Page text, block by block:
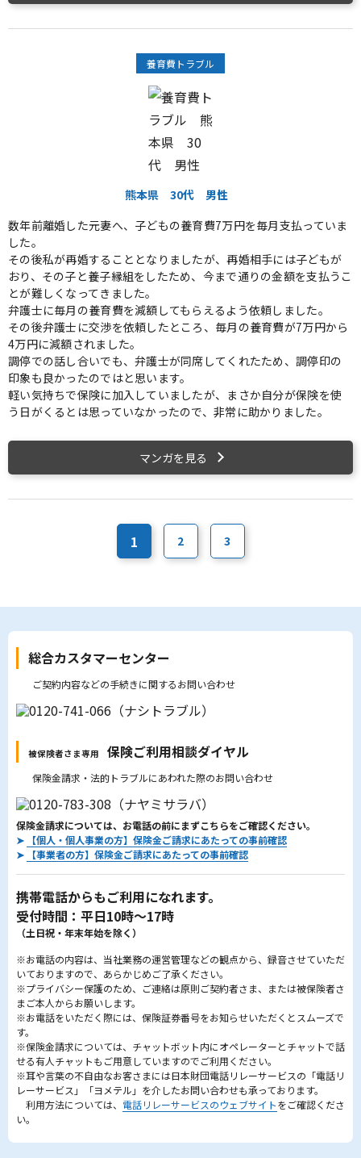
養育費トラブル
熊本県 30代
男性
数年前離婚した元妻へ、子どもの養育費7万円を毎月支払っていま
した。
その後私が再婚することとなりましたが、再婚相手には子どもが
おり、その子と養子縁組をしたため、今まで通りの金額を支払うこ
とが難しくなってきました。
弁護士に毎月の養育費を減額してもらえるよう依頼しました。
その後弁護士に交渉を依頼したところ、毎月の養育費が7万円から
4万円に減額されました。
調停での話し合いでも、弁護士が同席してくれたため、調停印の
印象も良かったのではと思います。
軽い気持ちで保険に加入していましたが、まさか自分が保険を使
う日がくるとは思っていなかったので、非常に助かりました。
マンガを見る
1 2 3
総合カスタマーセンター
ご契約内容などの手続きに関するお問い合わせ
被保険者さま専用 保険ご利用相談ダイヤル
保険金請求・法的トラブルにあわれた際のお問い合わせ
保険金請求については、お電話の前にまずこちらをご確認ください。
➤
【個人・個人事業の方】保険金ご請求にあたっての事前確認
➤
【事業者の方】保険金ご請求にあたっての事前確認
携帯電話からもご利用になれます。
受付時間：平日10時～17時
（土日祝・年末年始を除く）
※お電話の内容は、当社業務の運営管理などの観点から、録音させていただ
いておりますので、あらかじめご了承ください。
※プライバシー保護のため、ご連絡は原則ご契約者さま、または被保険者さ
まご本人からお願いします。
※お電話をいただく際には、保険証券番号をお知らせいただくとスムーズで
す。
※保険金請求については、チャットボット内にオペレーターとチャットで話
せる有人チャットもご用意していますのでご利用ください。
※耳や言葉の不自由なお客さまには日本財団電話リレーサービスの「電話リ
レーサービス」「ヨメテル」を介したお問い合わせも承っております。
利用方法については、 電話リレーサービスのウェブサイトをご確認くださ
い。